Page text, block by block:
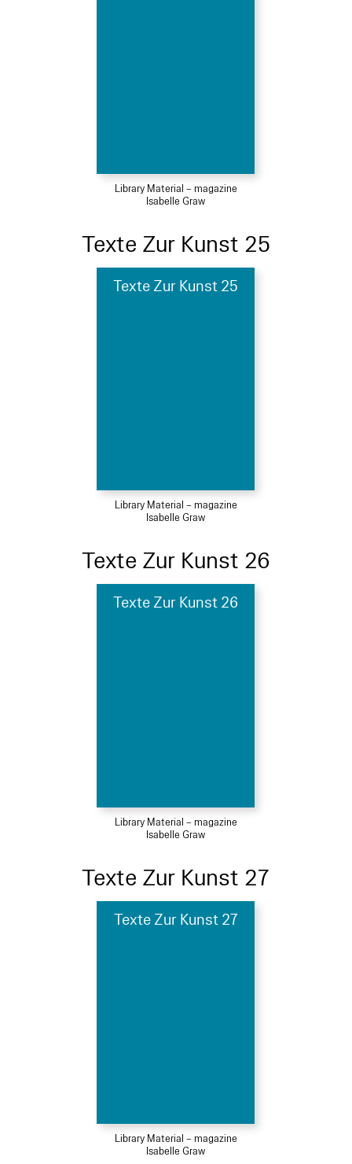
Library Material – magazine
Isabelle Graw
Texte Zur Kunst 25
Texte Zur Kunst 25
Library Material – magazine
Isabelle Graw
Texte Zur Kunst 26
Texte Zur Kunst 26
Library Material – magazine
Isabelle Graw
Texte Zur Kunst 27
Texte Zur Kunst 27
Library Material – magazine
Isabelle Graw